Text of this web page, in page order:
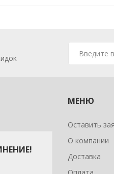
МЕНЮ
Оставить
О компании
Доставка